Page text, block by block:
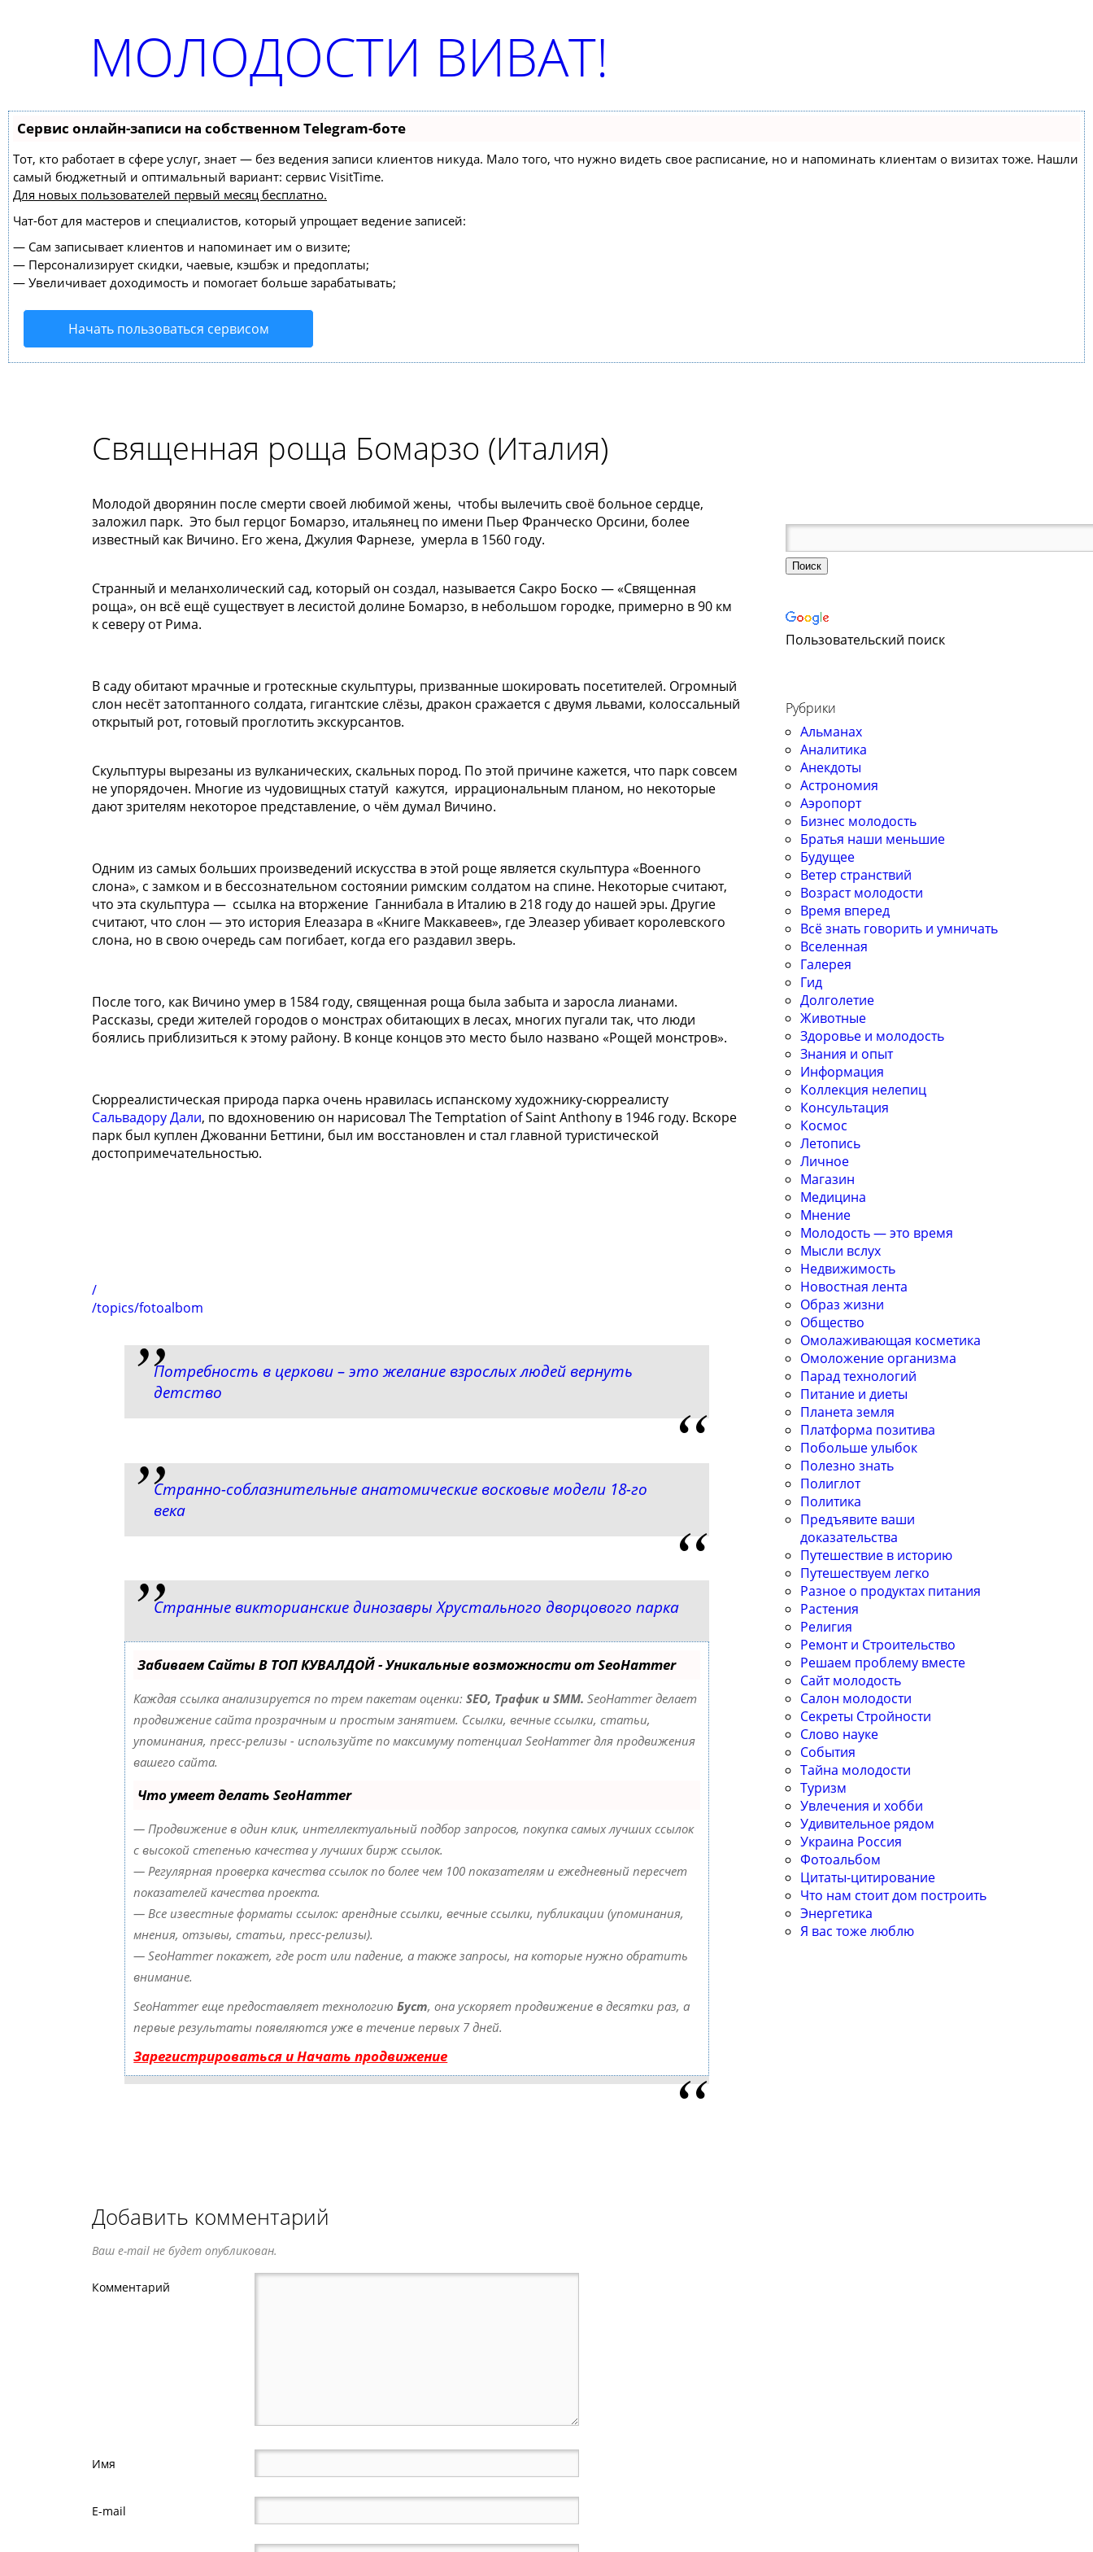
МОЛОДОСТИ ВИВАТ!
Сервис онлайн-записи на собственном Telegram-боте
Тот, кто работает в сфере услуг, знает — без ведения записи клиентов никуда. Мало того, что нужно видеть свое расписание, но и напоминать клиентам о визитах тоже. Нашли
самый бюджетный и оптимальный вариант: сервис VisitTime.
Для новых пользователей первый месяц бесплатно.
Чат-бот для мастеров и специалистов, который упрощает ведение записей:
— Сам записывает клиентов и напоминает им о визите;
— Персонализирует скидки, чаевые, кэшбэк и предоплаты;
— Увеличивает доходимость и помогает больше зарабатывать;
Начать пользоваться сервисом
Священная роща Бомарзо (Италия)
Молодой дворянин после смерти своей любимой жены, чтобы вылечить своё больное сердце,
заложил парк. Это был герцог Бомарзо, итальянец по имени Пьер Франческо Орсини, более
известный как Вичино. Его жена, Джулия Фарнезе, умерла в 1560 году.
Странный и меланхолический сад, который он создал, называется Сакро Боско — «Священная
роща», он всё ещё существует в лесистой долине Бомарзо, в небольшом городке, примерно в 90 км
к северу от Рима.
В саду обитают мрачные и гротескные скульптуры, призванные шокировать посетителей. Огромный
слон несёт затоптанного солдата, гигантские слёзы, дракон сражается с двумя львами, колоссальный
открытый рот, готовый проглотить экскурсантов.
Скульптуры вырезаны из вулканических, скальных пород. По этой причине кажется, что парк совсем
не упорядочен. Многие из чудовищных статуй кажутся, иррациональным планом, но некоторые
дают зрителям некоторое представление, о чём думал Вичино.
Одним из самых больших произведений искусства в этой роще является скульптура «Военного
слона», с замком и в бессознательном состоянии римским солдатом на спине. Некоторые считают,
что эта скульптура — ссылка на вторжение Ганнибала в Италию в 218 году до нашей эры. Другие
считают, что слон — это история Елеазара в «Книге Маккавеев», где Элеазер убивает королевского
слона, но в свою очередь сам погибает, когда его раздавил зверь.
После того, как Вичино умер в 1584 году, священная роща была забыта и заросла лианами.
Рассказы, среди жителей городов о монстрах обитающих в лесах, многих пугали так, что люди
боялись приблизиться к этому району. В конце концов это место было названо «Рощей монстров».
Сюрреалистическая природа парка очень нравилась испанскому художнику-сюрреалисту
Сальвадору Дали, по вдохновению он нарисовал The Temptation of Saint Anthony в 1946 году. Вскоре
парк был куплен Джованни Беттини, был им восстановлен и стал главной туристической
достопримечательностью.
/
/topics/fotoalbom
Потребность в церкови – это желание взрослых людей вернуть
детство
Странно-соблазнительные анатомические восковые модели 18-го
века
Странные викторианские динозавры Хрустального дворцового парка
Забиваем Сайты В ТОП КУВАЛДОЙ - Уникальные возможности от SeoHammer
Каждая ссылка анализируется по трем пакетам оценки:SEO, Трафик и SMM. SeoHammer делает
продвижение сайта прозрачным и простым занятием. Ссылки, вечные ссылки, статьи,
упоминания, пресс-релизы - используйте по максимуму потенциал SeoHammer для продвижения
вашего сайта.
Что умеет делать SeoHammer
— Продвижение в один клик, интеллектуальный подбор запросов, покупка самых лучших ссылок
с высокой степенью качества у лучших бирж ссылок.
— Регулярная проверка качества ссылок по более чем 100 показателям и ежедневный пересчет
показателей качества проекта.
— Все известные форматы ссылок: арендные ссылки, вечные ссылки, публикации (упоминания,
мнения, отзывы, статьи, пресс-релизы).
— SeoHammer покажет, где рост или падение, а также запросы, на которые нужно обратить
внимание.
SeoHammer еще предоставляет технологиюБуст, она ускоряет продвижение в десятки раз, а
первые результаты появляются уже в течение первых 7 дней.
Зарегистрироваться и Начать продвижение
Добавить комментарий
Ваш e-mail не будет опубликован.
Комментарий
Имя
E-mail
Пользовательский поиск
Рубрики
Альманах
Аналитика
Анекдоты
Астрономия
Аэропорт
Бизнес молодость
Братья наши меньшие
Будущее
Ветер странствий
Возраст молодости
Время вперед
Всё знать говорить и умничать
Вселенная
Галерея
Гид
Долголетие
Животные
Здоровье и молодость
Знания и опыт
Информация
Коллекция нелепиц
Консультация
Космос
Летопись
Личное
Магазин
Медицина
Мнение
Молодость — это время
Мысли вслух
Недвижимость
Новостная лента
Образ жизни
Общество
Омолаживающая косметика
Омоложение организма
Парад технологий
Питание и диеты
Планета земля
Платформа позитива
Побольше улыбок
Полезно знать
Полиглот
Политика
Предъявите ваши
доказательства
Путешествие в историю
Путешествуем легко
Разное о продуктах питания
Растения
Религия
Ремонт и Строительство
Решаем проблему вместе
Сайт молодость
Салон молодости
Секреты Стройности
Слово науке
События
Тайна молодости
Туризм
Увлечения и хобби
Удивительное рядом
Украина Россия
Фотоальбом
Цитаты-цитирование
Что нам стоит дом построить
Энергетика
Я вас тоже люблю